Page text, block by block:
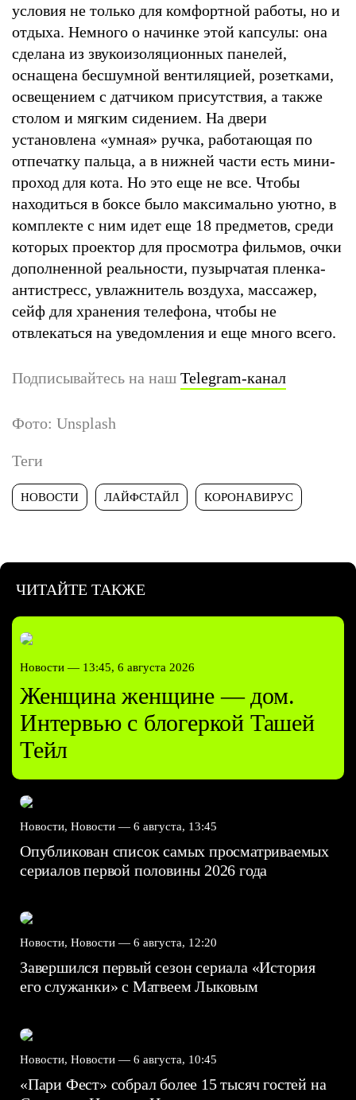
условия не только для комфортной работы, но и
отдыха. Немного о начинке этой капсулы: она
сделана из звукоизоляционных панелей,
оснащена бесшумной вентиляцией, розетками,
освещением с датчиком присутствия, а также
столом и мягким сидением. На двери
установлена «умная» ручка, работающая по
отпечатку пальца, а в нижней части есть мини-
проход для кота. Но это еще не все. Чтобы
находиться в боксе было максимально уютно, в
комплекте с ним идет еще 18 предметов, среди
которых проектор для просмотра фильмов, очки
дополненной реальности, пузырчатая пленка-
антистресс, увлажнитель воздуха, массажер,
сейф для хранения телефона, чтобы не
отвлекаться на уведомления и еще много всего.
Подписывайтесь на наш Telegram-канал
Фото: Unsplash
Теги
НОВОСТИ ЛАЙФСТАЙЛ КОРОНАВИРУС
ЧИТАЙТЕ ТАКЖЕ
Новости — 13:45, 6 августа 2026
Женщина женщине — дом.
Интервью с блогеркой Ташей
Тейл
Новости, Новости — 6 августа, 13:45
Опубликован список самых просматриваемых
сериалов первой половины 2026 года
Новости, Новости — 6 августа, 12:20
Завершился первый сезон сериала «История
его служанки» с Матвеем Лыковым
Новости, Новости — 6 августа, 10:45
«Пари Фест» собрал более 15 тысяч гостей на